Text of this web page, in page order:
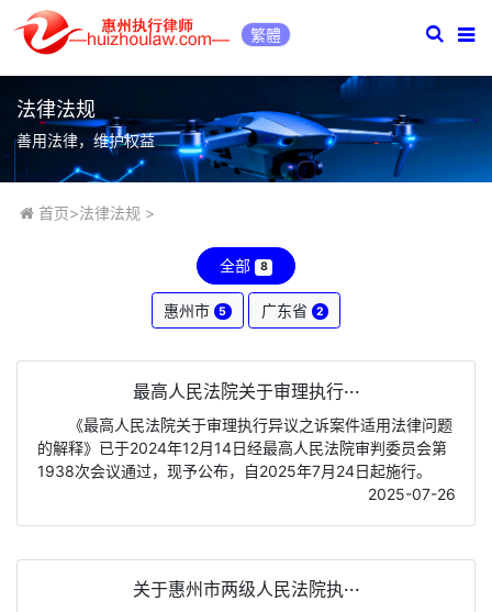
繁體
法律法规
善用法律，维护权益
首页>法律法规 >
全部 8
惠州市 5 广东省 2
最高人民法院关于审理执行···
《最高人民法院关于审理执行异议之诉案件适用法律问题
的解释》已于2024年12月14日经最高人民法院审判委员会第
1938次会议通过，现予公布，自2025年7月24日起施行。
2025-07-26
关于惠州市两级人民法院执···